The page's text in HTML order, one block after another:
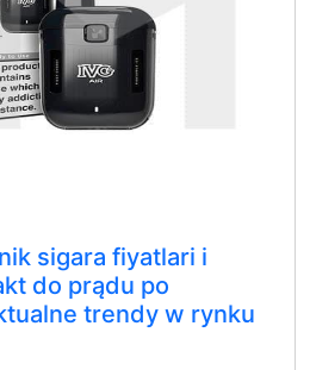
sigara fiyatlari i
do prądu po
trendy w rynku